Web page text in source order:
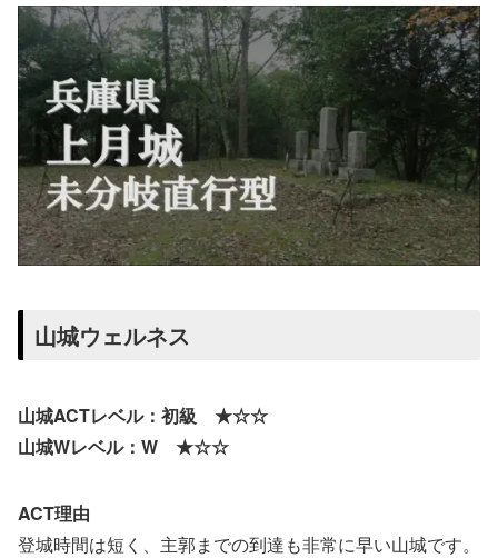
山城ウェルネス
山城ACTレベル：初級 ★☆☆
山城Wレベル：W ★☆☆
ACT理由
登城時間は短く、主郭までの到達も非常に早い山城です。